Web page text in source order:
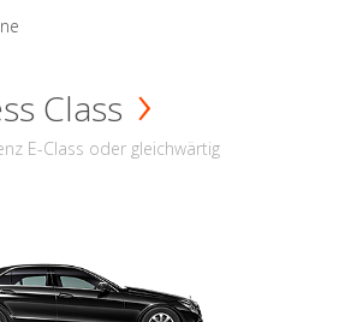
Class
E-Class oder gleichwärtig